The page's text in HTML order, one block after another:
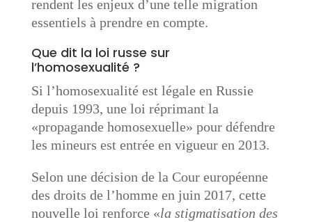
rendent les enjeux d’une telle migration
essentiels à prendre en compte.
Que dit la loi russe sur
l’homosexualité ?
Si l’homosexualité est légale en Russie
depuis 1993, une loi réprimant la
«propagande homosexuelle» pour défendre
les mineurs est entrée en vigueur en 2013.
Selon une décision de la Cour européenne
des droits de l’homme en juin 2017, cette
nouvelle loi renforce «la stigmatisation des